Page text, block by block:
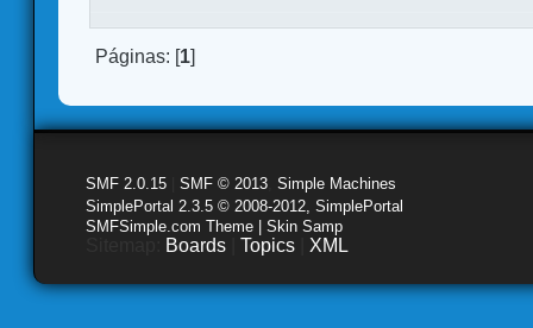
Páginas: [1]
SMF 2.0.15 SMF © 2013 Simple Machines
SimplePortal 2.3.5 © 2008-2012, SimplePortal
SMFSimple.com Theme | Skin Samp
Boards Topics XML